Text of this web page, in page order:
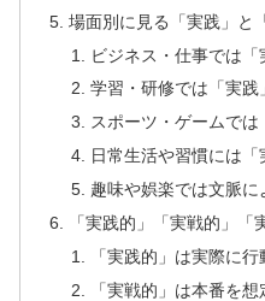
場面別に見る「実践」と
ビジネス・仕事では「
学習・研修では「実践
スポーツ・ゲームでは
日常生活や習慣には「
趣味や娯楽では文脈に
「実践的」「実戦的」「
「実践的」は実際に
「実戦的」は本番を